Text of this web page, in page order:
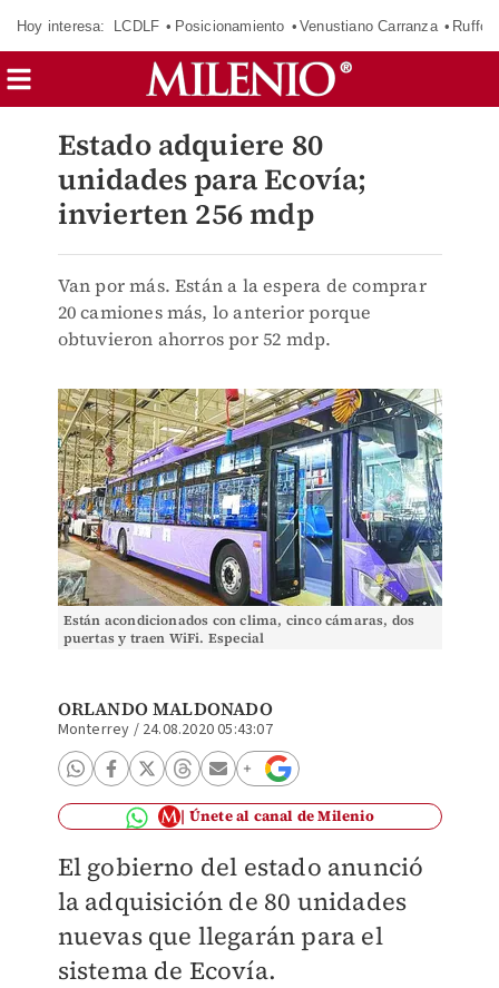
Hoy interesa: LCDLF Posicionamiento Venustiano Carranza Ruffo
Estado adquiere 80
unidades para Ecovía;
invierten 256 mdp
Van por más. Están a la espera de comprar
20 camiones más, lo anterior porque
obtuvieron ahorros por 52 mdp.
Están acondicionados con clima, cinco cámaras, dos
puertas y traen WiFi. Especial
ORLANDO MALDONADO
Monterrey / 24.08.2020 05:43:07
Únete al canal de Milenio
El gobierno del estado anunció
la adquisición de 80 unidades
nuevas que llegarán para el
sistema de Ecovía.